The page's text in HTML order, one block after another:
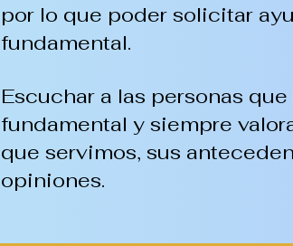
por lo que poder solicitar
fundamental.
Escuchar a las personas
fundamental y siempre
que servimos, sus
opiniones.